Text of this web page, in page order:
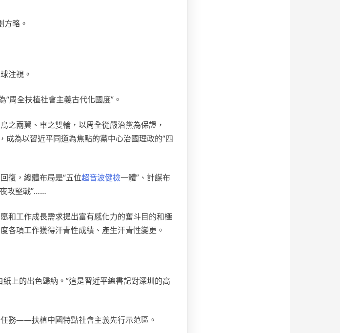
方略。
注視。
周全扶植社會主義古代化國度”。
之兩翼、車之雙輪，以周全從嚴治黨為保證，
成為以習近平同道為焦點的黨中心治國理政的“四
復，總體布局是“五位超音波健檢一體”、計謀布
攻堅戰”……
和工作成長需求提出富有感化力的奮斗目的和極
各項工作獲得汗青性成績、產生汗青性變更。
上的出色歸納。”這是習近平總書記對深圳的高
務——扶植中國特點社會主義先行示范區。